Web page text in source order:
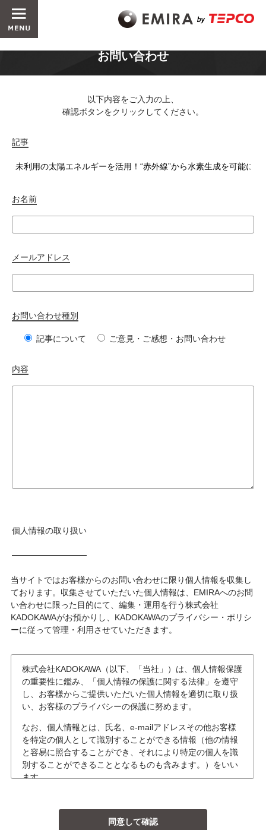
お問い合わせ
以下内容をご入力の上、
確認ボタンをクリックしてください。
記事
お名前
メールアドレス
お問い合わせ種別
記事について ご意見・ご感想・お問い合わせ
内容
個人情報の取り扱い
当サイトではお客様からのお問い合わせに限り個人情報を収集し
ております。収集させていただいた個人情報は、EMIRAへのお問
い合わせに限った目的にて、編集・運用を行う株式会社
KADOKAWAがお預かりし、KADOKAWAのプライバシー・ポリシ
ーに従って管理・利用させていただきます。
株式会社KADOKAWA（以下、「当社」）は、個人情報保護
の重要性に鑑み、「個人情報の保護に関する法律」を遵守
し、お客様からご提供いただいた個人情報を適切に取り扱
い、お客様のプライバシーの保護に努めます。
なお、個人情報とは、氏名、e-mailアドレスその他お客様
を特定の個人として識別することができる情報（他の情報
と容易に照合することができ、それにより特定の個人を識
別することができることとなるものも含みます。）をいい
ます。
当社は、主に以下の場合にお客様から個人情報を収集
しております。収集した個人情報の利用目的について